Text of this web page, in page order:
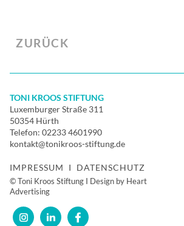
ZURÜCK
TONI KROOS STIFTUNG
Luxemburger Straße 311
50354 Hürth
Telefon: 02233 4601990
kontakt@tonikroos-stiftung.de
IMPRESSUM I DATENSCHUTZ
© Toni Kroos Stiftung I Design by Heart
Advertising